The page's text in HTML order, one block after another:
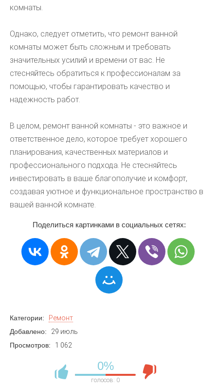
комнаты.
Однако, следует отметить, что ремонт ванной
комнаты может быть сложным и требовать
значительных усилий и времени от вас. Не
стесняйтесь обратиться к профессионалам за
помощью, чтобы гарантировать качество и
надежность работ.
В целом, ремонт ванной комнаты - это важное и
ответственное дело, которое требует хорошего
планирования, качественных материалов и
профессионального подхода. Не стесняйтесь
инвестировать в ваше благополучие и комфорт,
создавая уютное и функциональное пространство в
вашей ванной комнате.
Поделиться картинками в социальных сетях:
Категории:
Ремонт
Добавлено:
29 июль
Просмотров:
1 062
0%
голосов: 0